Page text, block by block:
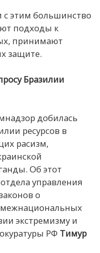
с этим большинство
подходы к
принимают
защите.
Бразилии
добилась
ресурсов в
расизм,
Об этот
управления
о
межнациональных
экстремизму и
РФ Тимур